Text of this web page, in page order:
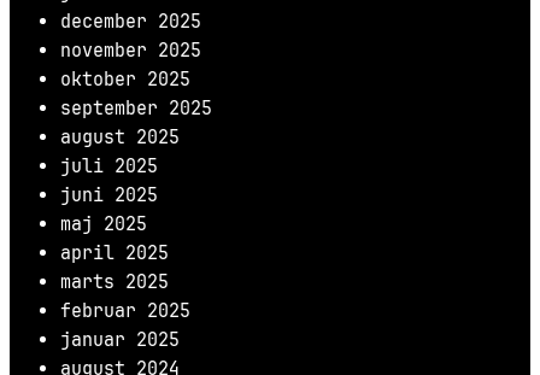
december 2025
november 2025
oktober 2025
september 2025
august 2025
juli 2025
juni 2025
maj 2025
april 2025
marts 2025
februar 2025
januar 2025
august 2024